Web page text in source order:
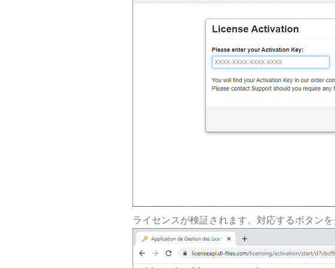
ライセンスが検証されます。対応するボタン